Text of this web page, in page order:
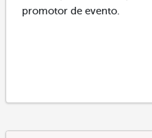
promotor de evento.